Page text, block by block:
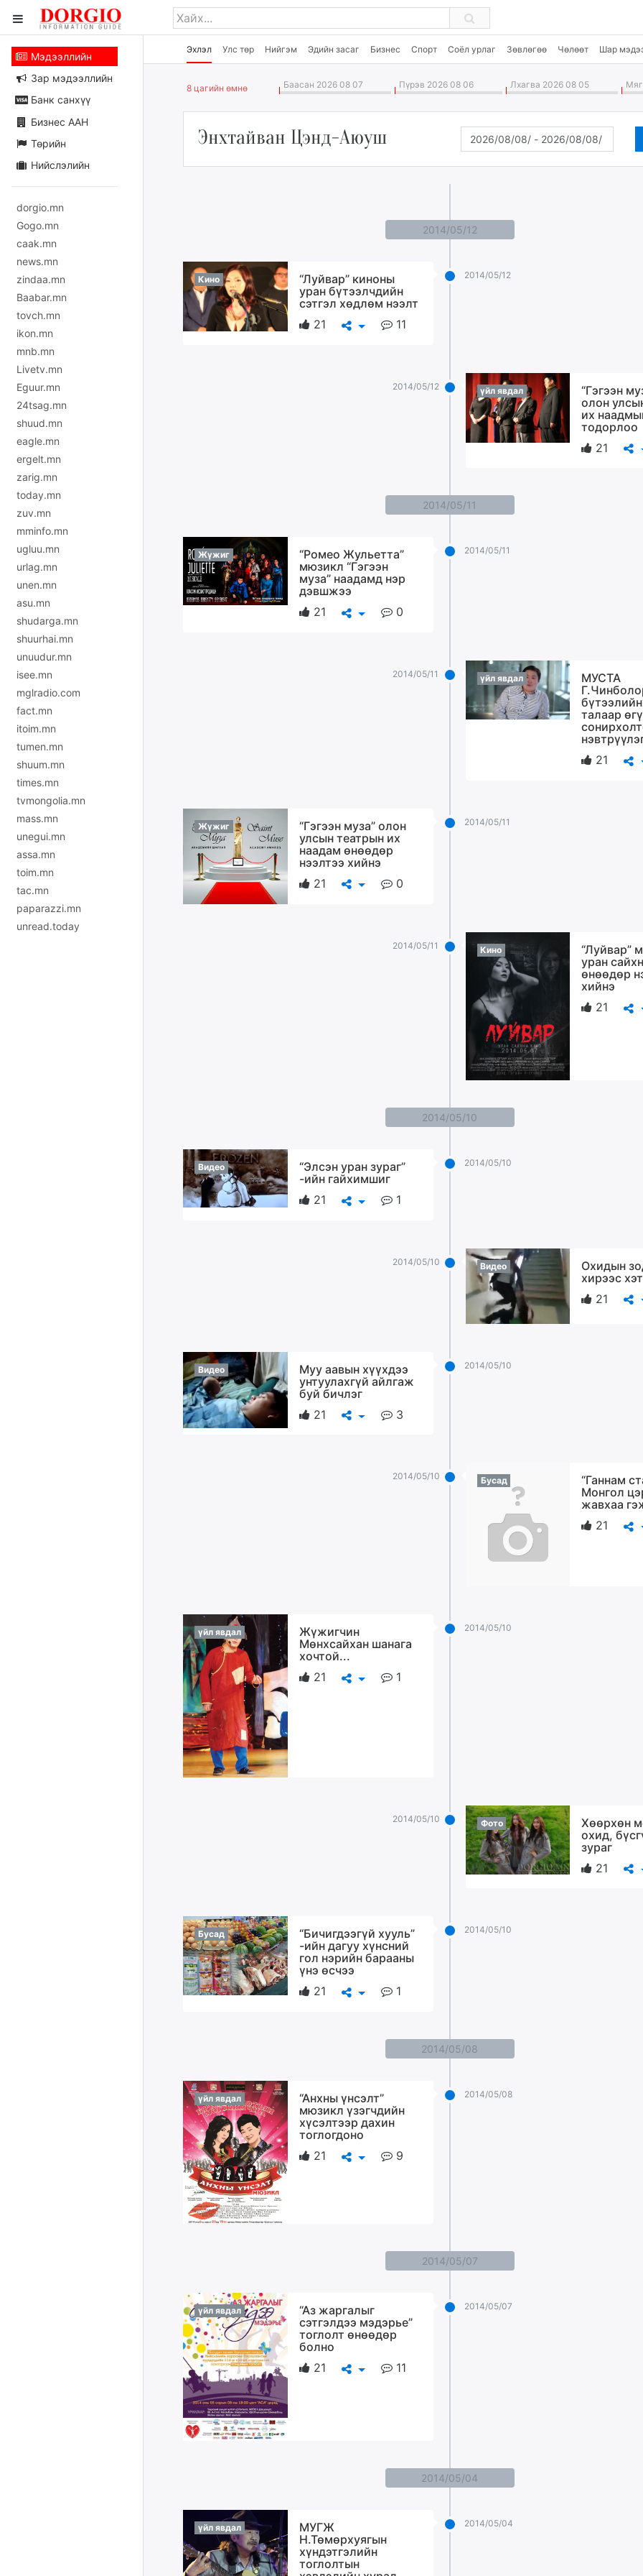
Эхлэл Улс төр Нийгэм Эдийн засаг Бизнес Спорт Соёл урлаг Зөвлөгөө Чөлөөт Шар
Мэдээллийн
Зар мэдээллийн
Банк санхүү
Бизнес ААН
Төрийн
Нийслэлийн
dorgio.mn
Gogo.mn
caak.mn
news.mn
zindaa.mn
Baabar.mn
tovch.mn
ikon.mn
mnb.mn
Livetv.mn
Eguur.mn
24tsag.mn
shuud.mn
eagle.mn
ergelt.mn
zarig.mn
today.mn
zuv.mn
mminfo.mn
ugluu.mn
urlag.mn
unen.mn
asu.mn
shudarga.mn
shuurhai.mn
unuudur.mn
isee.mn
mglradio.com
fact.mn
itoim.mn
tumen.mn
shuum.mn
times.mn
tvmongolia.mn
mass.mn
unegui.mn
assa.mn
toim.mn
tac.mn
paparazzi.mn
unread.today
8 цагийн өмнө Баасан 2026 08 07 Пүрэв 2026 08 06 Лхагва 2026 08 05
Энхтайван Цэнд-Аюуш
2014/05/12
2014/05/12
Кино
“Луйвар” киноны
уран бүтээлчдийн
сэтгэл хөдлөм нээлт
21
11
2014/05/12 үйл явдал
“Гэгээн
олон
их
тодорлоо
21
2014/05/11
2014/05/11
Жүжиг
“Ромео Жульетта”
мюзикл “Гэгээн
муза” наадамд нэр
дэвшжээ
21
0
2014/05/11 үйл явдал
МУСТА
талаар
21
2014/05/11
Жүжиг
“Гэгээн муза” олон
улсын театрын их
наадам өнөөдөр
нээлтээ хийнэ
21
0
2014/05/11 Кино
“Луйвар”
уран
өнөөдөр
хийнэ
21
2014/05/10
2014/05/10
Видео
“Элсэн уран зураг”
-ийн гайхимшиг
21
1
2014/05/10 Видео
Охидын
хирээс
21
2014/05/10
Видео
Муу аавын хүүхдээ
унтуулахгүй айлгаж
буй бичлэг
21
3
2014/05/10 Бусад
“Ганнам
Монгол
жавхаа
21
2014/05/10
үйл явдал
Жүжигчин
Мөнхсайхан шанага
хочтой...
21
1
2014/05/10 Фото
Хөөрхөн
охид,
зураг
21
2014/05/10
Бусад
“Бичигдээгүй хууль”
-ийн дагуу хүнсний
гол нэрийн барааны
үнэ өсчээ
21
1
2014/05/08
2014/05/08
үйл явдал
“Анхны үнсэлт”
мюзикл үзэгчдийн
хүсэлтээр дахин
тоглогдоно
21
9
2014/05/07
2014/05/07
үйл явдал
“Аз жаргалыг
сэтгэлдээ мэдэрье”
тоглолт өнөөдөр
болно
21
11
2014/05/04
2014/05/04
үйл явдал
МУГЖ
Н.Төмөрхуягын
хүндэтгэлийн
тоглолтын